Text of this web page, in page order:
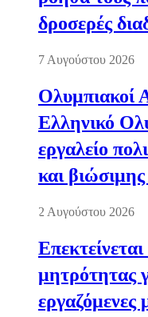
δροσερές
7 Αυγούστου 2026
Ολυμπιακοί
Ελληνικό
εργαλείο
και
2 Αυγούστου 2026
μητρότητας
εργαζόμενες